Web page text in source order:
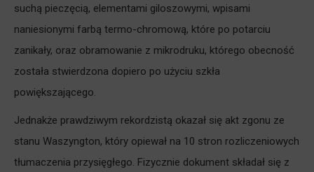
suchą pieczęcią, elementami giloszowymi, wpisami
naniesionymi farbą termo-chromową, które po potarciu
zanikały, oraz obramowanie z mikrodruku, którego obecność
została stwierdzona dopiero po użyciu szkła
powiększającego.
Jednakże prawdziwym rekordzistą okazał się akt zgonu ze
stanu Waszyngton, który opiewał na 10 stron rozliczeniowych
tłumaczenia przysięgłego. Fizycznie dokument składał się z